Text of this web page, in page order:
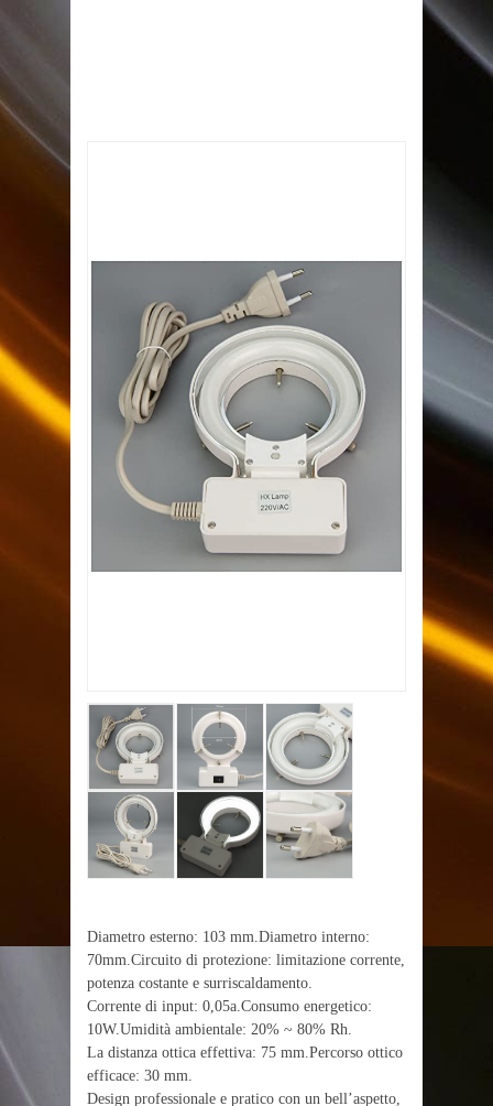
Diametro esterno: 103 mm.Diametro interno:
70mm.Circuito di protezione: limitazione corrente,
potenza costante e surriscaldamento.
Corrente di input: 0,05a.Consumo energetico:
10W.Umidità ambientale: 20% ~ 80% Rh.
La distanza ottica effettiva: 75 mm.Percorso ottico
efficace: 30 mm.
Design professionale e pratico con un bell’aspetto,